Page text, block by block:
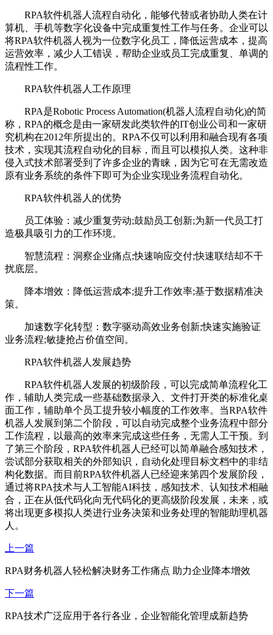
RPA软件机器人流程自动化，能够代替或者协助人类在计
算机、手机等数字化设备中完成重复性工作与任务。企业可以
将RPA软件机器人视为一位数字化员工，降低运营成本，提高
运营效率，减少人工错误，帮助企业或员工完成重复、单调的
流程性工作。
RPA软件机器人工作原理
RPA是Robotic Process Automation(机器人流程自动化)的简
称，RPA的概念是由一家研发此类软件的IT创业公司和一家研
究机构在2012年所提出的。RPA不仅可以利用和融合现有各项
技术，实现其流程自动化的目标，而且可以模拟人类。这种非
侵入式技术部署受到了许多企业的青睐，因为它可在无需改造
原有业务系统的条件下即可为企业实现业务流程自动化。
RPA软件机器人的优势
员工体验：减少重复劳动;鼓励员工创新;为新一代员工打
造极具吸引力的工作环境。
智慧流程：洞察企业痛点;快速响应交付;快速联结却不干
扰底层。
降本增效：降低运营成本;提升工作效率;基于数据精准决
策。
加速数字化转型：数字驱动高效业务创新;快速实施验证
业务流程;敏捷抢占价值空间。
RPA软件机器人发展趋势
RPA软件机器人发展的初级阶段，可以完成简单流程化工
作，辅助人类完成一些基础数据录入、文件打开类的标准化桌
面工作，辅助单个员工提升较小幅度的工作效率。当RPA软件
机器人发展到第二个阶段，可以自动完成整个业务流程中部分
工作流程，以最高的效率来完成这些任务，无需人工干预。到
了第三个阶段，RPA软件机器人已经可以简单融合感知技术，
尝试部分获取相关的外部知识，自动化处理目标文档中的非结
构化数据。而目前RPA软件机器人已经迎来第四个发展阶段，
通过将RPA技术与人工智能AI科技，感知技术、认知技术相融
合，正在从低代码化向无代码化的更高级阶段发展，未来，或
将出现更多模拟人类进行业务决策和业务处理的智能助理机器
人。
上一篇
RPA财务机器人轻松解决财务工作痛点 助力企业降本增效
下一篇
RPA技术广泛应用于各行各业，企业智能化管理成新趋势